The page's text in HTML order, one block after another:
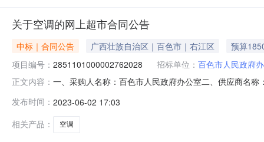
关于空调的网上超市合同公告
中标｜合同公告 广西壮族自治区｜百色市｜右江区
预算
项目编号： 2851101000002762028 招标单位： 百色市人民政府
正文内容： 一、采购人名称：百色市人民政府办公室二、供应商名
变频冷暖制冷制热壁挂式空调挂机套机珊瑚玉空调格力/
发布时间： 2023-06-02 17:03
相关产品：
空调